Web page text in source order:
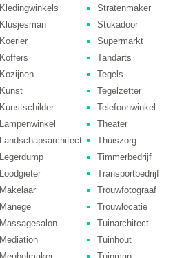
Kledingwinkels
Klusjesman
Koerier
Koffers
Kozijnen
Kunst
Kunstschilder
Lampenwinkel
Landschapsarchitect
Legerdump
Loodgieter
Makelaar
Manege
Massagesalon
Mediation
Stratenmaker
Stukadoor
Supermarkt
Tandarts
Tegels
Tegelzetter
Telefoonwinkel
Theater
Thuiszorg
Timmerbedrijf
Transportbedrijf
Trouwfotograaf
Trouwlocatie
Tuinarchitect
Tuinhout